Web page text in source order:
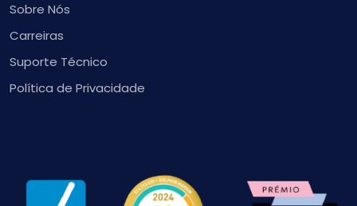
Sobre Nós
Carreiras
Suporte Técnico
Política de Privacidade